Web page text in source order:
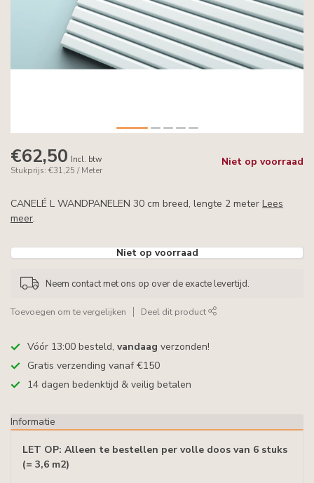
€62,50 Incl. btw
Stukprijs: €31,25 / Meter
Niet op voorraad
CANELÉ L WANDPANELEN 30 cm breed, lengte 2 meter Lees
meer.
Niet op voorraad
Neem contact met ons op over de exacte levertijd.
Toevoegen om te vergelijken Deel dit product
Vóór 13:00 besteld, vandaag verzonden!
Gratis verzending vanaf €150
14 dagen bedenktijd & veilig betalen
Informatie
LET OP: Alleen te bestellen per volle doos van 6 stuks
(= 3,6 m2)